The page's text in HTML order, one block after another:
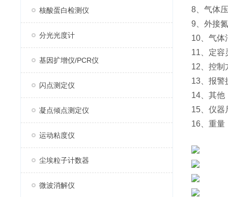
核酸蛋白检测仪
分光光度计
基因扩增仪/PCR仪
闪点测定仪
凝点倾点测定仪
运动粘度仪
尘埃粒子计数器
微波消解仪
8、气体
9、外接
10、气体
11、定容
12、控制
13、报警
14、其他
15、仪器
16、重量